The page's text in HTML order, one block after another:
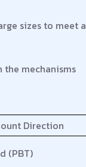
sizes to meet a
the mechanisms
Direction
(PBT)